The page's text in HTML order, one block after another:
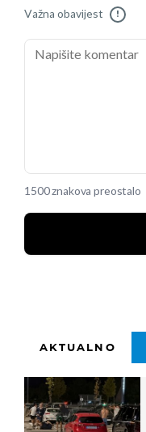
Važna obavijest !
1500 znakova preostalo
AKTUALNO